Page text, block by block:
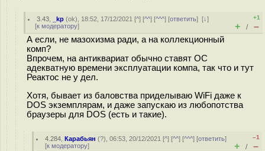
3.43 _kp (ok), 18:52, 17/12/2021 [^] [^^] [^^^] [ответить][↓]
[к модератору]
+1
+ / –
А если, не мазохизма ради, а на коллекционный
комп?
Впрочем, на антиквариат обычно ставят ОС
адекватную времени эксплуатации компа, так что и тут
Реактос не у дел.
Хотя, бывает из баловства приделываю WiFi даже к
DOS экземплярам, и даже запускаю из любопотства
браузеры для DOS (есть и такие).
4.284 ,Карабьян (?), 06:53, 20/12/2021 [^] [^^] [^^^] [ответить]
[к модератору]
–1
+ / –